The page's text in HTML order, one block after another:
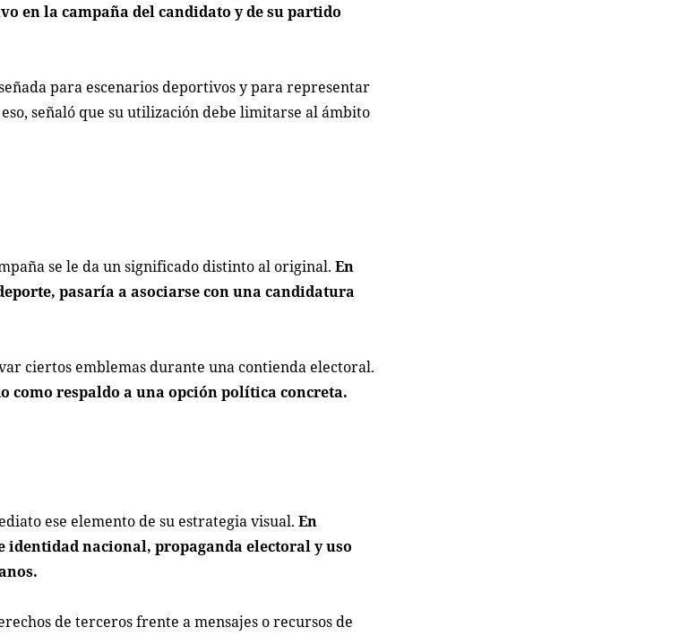
en la campaña del candidato y de su partido
para escenarios deportivos y para representar
señaló que su utilización debe limitarse al ámbito
se le da un significado distinto al original.En
pasaría a asociarse con una candidatura
ciertos emblemas durante una contienda electoral.
como respaldo a una opción política concreta.
ese elemento de su estrategia visual.En
nacional, propaganda electoral y uso
de terceros frente a mensajes o recursos de